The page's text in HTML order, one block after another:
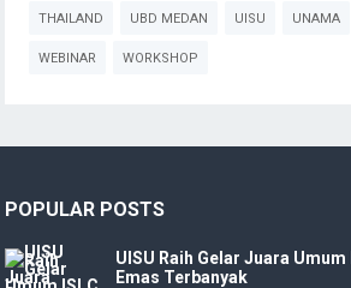
THAILAND UBD MEDAN UISU UNAMA
WEBINAR WORKSHOP
POPULAR POSTS
UISU Raih Gelar Juara
Emas Terbanyak